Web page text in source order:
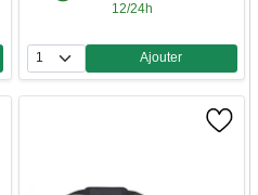
12/24h
Quantité
Ajouter